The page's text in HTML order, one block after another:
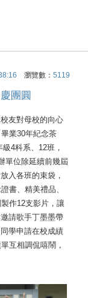
瀏覽數： 5119
團圓
友對母校的向心
業30年紀念茶
4科系、12班，
單位除延續前幾屆
入各班的束袋，
書、精美禮品、
作12支影片，讓
請歌手丁墨墨帶
學申請在校成績
互相調侃嘻鬧，